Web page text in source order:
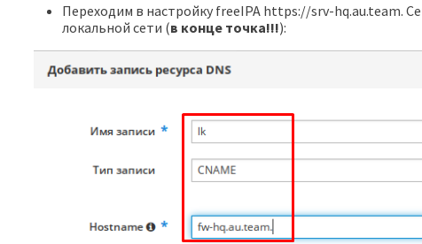
Переходим в настройку freeIPA https://srv-hq.au.team.
локальной сети (в конце точка!!!):